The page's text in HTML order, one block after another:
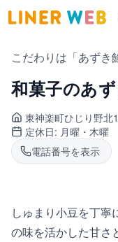
こだわりは「あずき
和菓子のあ
東神楽町ひじり野北
定休日: 月曜・木曜
電話番号を表示
しゅまり小豆を丁
の味を活かした甘さ